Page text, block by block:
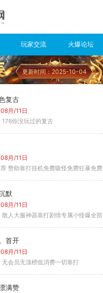
玩家交流 火爆论坛
更新时间：2025-10-04
复古
08月/11日
176你没玩过的复古
08月/11日
荐 赞助靠打挂机免费吸怪免费狂暴免费
默
08月/11日
散人大服神器靠打剧情专属小怪爆全部
首开
08月/11日
无会员无顶榜低消费一切靠打
满赞